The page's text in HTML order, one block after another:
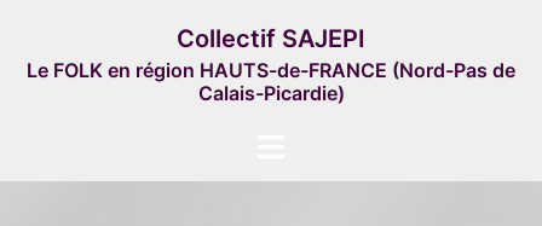
contenu
Collectif SAJEPI
Le FOLK en région HAUTS-de-FRANCE (Nord-Pas de
Calais-Picardie)